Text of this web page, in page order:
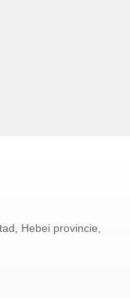
Hebei provincie,